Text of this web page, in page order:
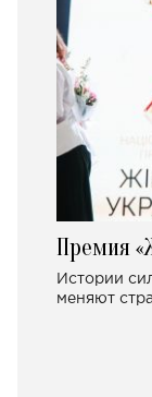
Премия
Истории
меняют